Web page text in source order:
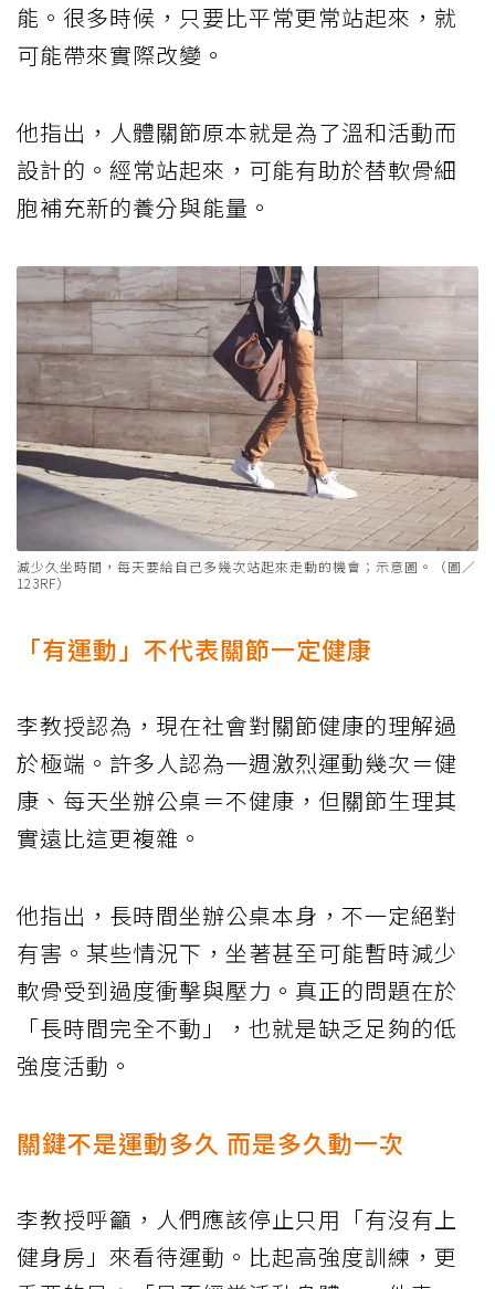
能。很多時候，只要比平常更常站起來，就
可能帶來實際改變。
他指出，人體關節原本就是為了溫和活動而
設計的。經常站起來，可能有助於替軟骨細
胞補充新的養分與能量。
減少久坐時間，每天要給自己多幾次站起來走動的機會；示意圖。（圖／
123RF）
「有運動」不代表關節一定健康
李教授認為，現在社會對關節健康的理解過
於極端。許多人認為一週激烈運動幾次＝健
康、每天坐辦公桌＝不健康，但關節生理其
實遠比這更複雜。
他指出，長時間坐辦公桌本身，不一定絕對
有害。某些情況下，坐著甚至可能暫時減少
軟骨受到過度衝擊與壓力。真正的問題在於
「長時間完全不動」，也就是缺乏足夠的低
強度活動。
關鍵不是運動多久 而是多久動一次
李教授呼籲，人們應該停止只用「有沒有上
健身房」來看待運動。比起高強度訓練，更